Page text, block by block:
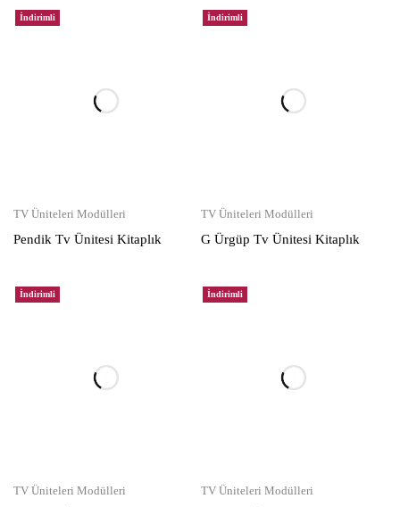
İndirimli
TV Üniteleri Modülleri
Pendik Tv Ünitesi Kitaplık
İndirimli
TV Üniteleri Modülleri
G Ürgüp Tv Ünitesi Kitaplık
İndirimli
TV Üniteleri Modülleri
İndirimli
TV Üniteleri Modülleri